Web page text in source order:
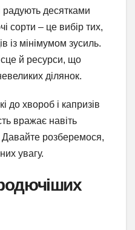
десятками
сорти – це вибір тих,
із мінімумом зусиль.
й ресурси, що
ділянок.
до хвороб і капризів
вражає навіть
Давайте розберемося,
увагу.